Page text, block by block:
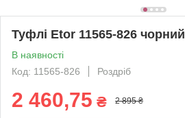
Туфлі Etor 11565-826 чорний
В наявності
Код: 11565-826
Роздріб
2 460,75 ₴ 2 895 ₴